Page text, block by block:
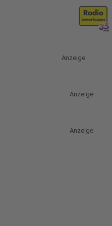
Anzeige
Anzeige
Anzeige